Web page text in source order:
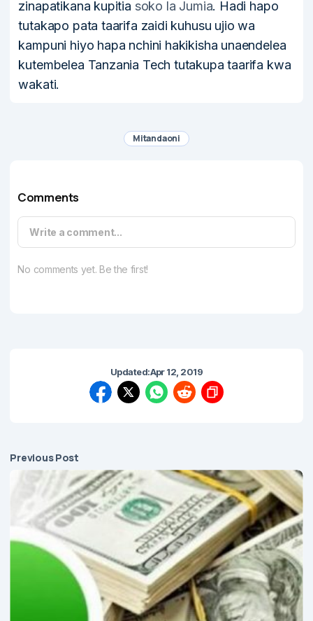
zinapatikana kupitia soko la Jumia. Hadi hapo
tutakapo pata taarifa zaidi kuhusu ujio wa
kampuni hiyo hapa nchini hakikisha unaendelea
kutembelea Tanzania Tech tutakupa taarifa kwa
wakati.
Mitandaoni
Comments
Write a comment...
No comments yet. Be the first!
Updated:Apr 12, 2019
Previous Post